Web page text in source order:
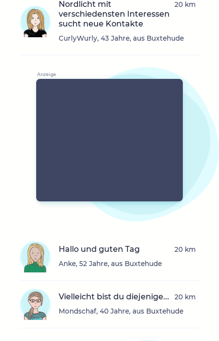
Nordlicht mit
verschiedensten Interessen
sucht neue Kontakte
CurlyWurly, 43 Jahre, aus Buxtehude
20 km
Hallo und guten Tag
Anke, 52 Jahre, aus Buxtehude
20 km
Vielleicht bist du diejenige...
Mondschaf, 40 Jahre, aus Buxtehude
20 km